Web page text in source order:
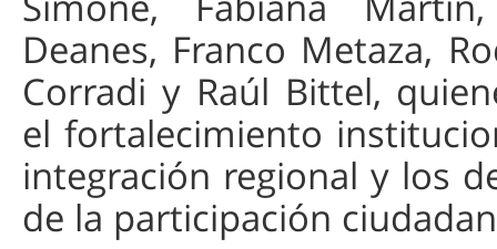
Deanes, Franco Metaza,
Corradi y Raúl Bittel,
el fortalecimiento
integración regional y los
de la participación